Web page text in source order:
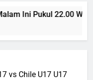
Ini Pukul 22.00
vs Chile U17 U17